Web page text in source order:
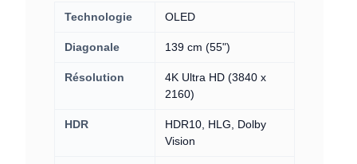
Technologie OLED
Diagonale 139 cm (55")
Résolution
4K Ultra HD (3840 x
2160)
HDR
HDR10, HLG, Dolby
Vision